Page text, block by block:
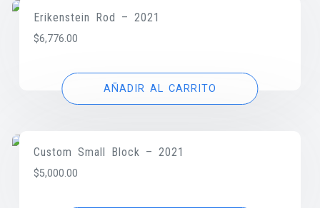
Erikenstein Rod – 2021
$6,776.00
AÑADIR AL CARRITO
Custom Small Block – 2021
$5,000.00